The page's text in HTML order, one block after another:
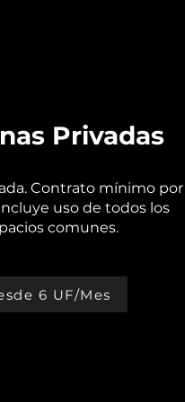
Privadas
Contrato mínimo por
uso de todos los
comunes.
6 UF/Mes